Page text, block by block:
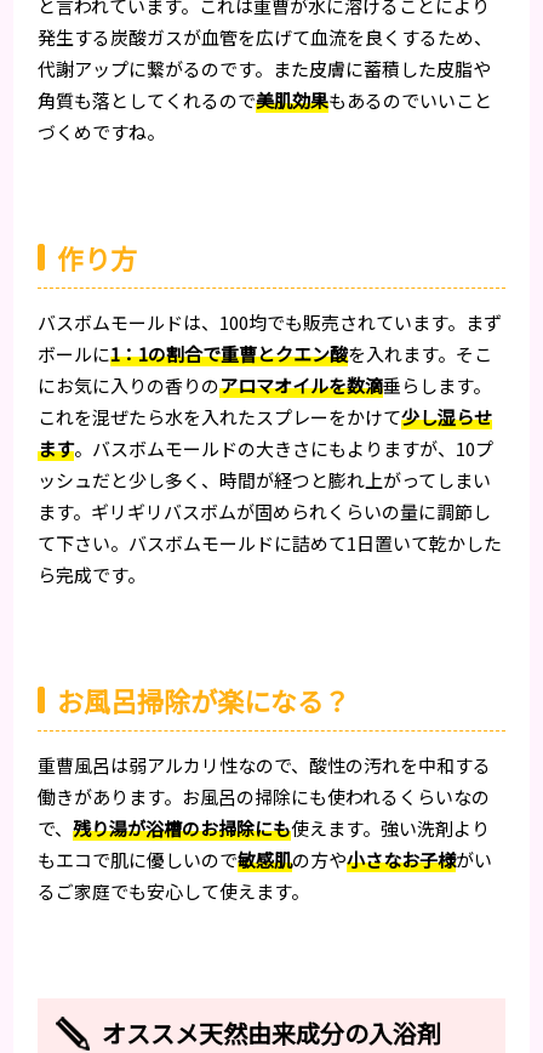
と言われています。これは重曹が水に溶けることにより
発生する炭酸ガスが血管を広げて血流を良くするため、
代謝アップに繋がるのです。また皮膚に蓄積した皮脂や
角質も落としてくれるので美肌効果もあるのでいいこと
づくめですね。
作り方
バスボムモールドは、100均でも販売されています。まず
ボールに1：1の割合で重曹とクエン酸を入れます。そこ
にお気に入りの香りのアロマオイルを数滴垂らします。
これを混ぜたら水を入れたスプレーをかけて少し湿らせ
ます。バスボムモールドの大きさにもよりますが、10プ
ッシュだと少し多く、時間が経つと膨れ上がってしまい
ます。ギリギリバスボムが固められくらいの量に調節し
て下さい。バスボムモールドに詰めて1日置いて乾かした
ら完成です。
お風呂掃除が楽になる？
重曹風呂は弱アルカリ性なので、酸性の汚れを中和する
働きがあります。お風呂の掃除にも使われるくらいなの
で、残り湯が浴槽のお掃除にも使えます。強い洗剤より
もエコで肌に優しいので敏感肌の方や小さなお子様がい
るご家庭でも安心して使えます。
オススメ天然由来成分の入浴剤